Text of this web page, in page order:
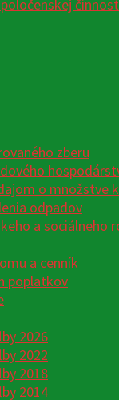
zberu
o množstve
odpadov
a sociálneho
a cenník
poplatkov
2026
2022
2018
2014